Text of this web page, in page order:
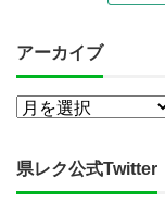
アーカイブ
県レク公式Twitter